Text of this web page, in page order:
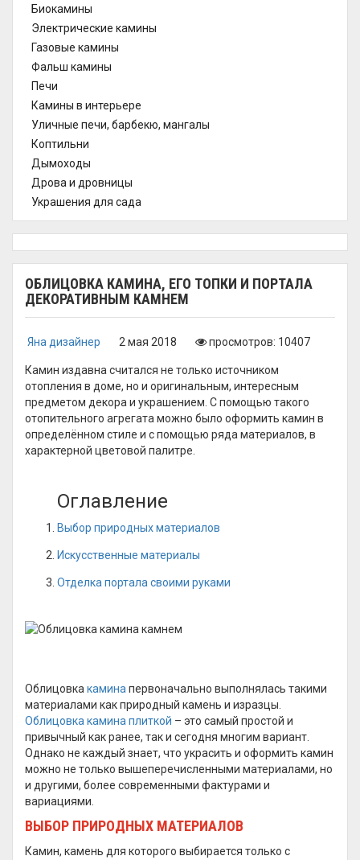
Биокамины
Электрические камины
Газовые камины
Фальш камины
Печи
Камины в интерьере
Уличные печи, барбекю, мангалы
Коптильни
Дымоходы
Дрова и дровницы
Украшения для сада
ОБЛИЦОВКА КАМИНА, ЕГО ТОПКИ И ПОРТАЛА
ДЕКОРАТИВНЫМ КАМНЕМ
Яна дизайнер 2 мая 2018 просмотров: 10407
Камин издавна считался не только источником
отопления в доме, но и оригинальным, интересным
предметом декора и украшением. С помощью такого
отопительного агрегата можно было оформить камин в
определённом стиле и с помощью ряда материалов, в
характерной цветовой палитре.
Оглавление
Выбор природных материалов
Искусственные материалы
Отделка портала своими руками
Облицовка камина первоначально выполнялась такими
материалами как природный камень и изразцы.
Облицовка камина плиткой – это самый простой и
привычный как ранее, так и сегодня многим вариант.
Однако не каждый знает, что украсить и оформить камин
можно не только вышеперечисленными материалами, но
и другими, более современными фактурами и
вариациями.
ВЫБОР ПРИРОДНЫХ МАТЕРИАЛОВ
Камин, камень для которого выбирается только с